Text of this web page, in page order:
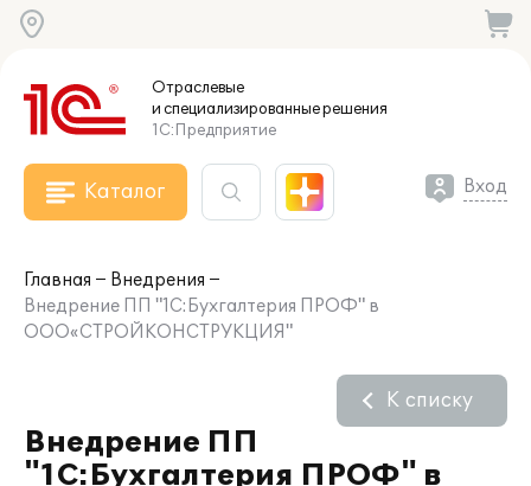
Отраслевые
и специализированныерешения
1С:Предприятие
Каталог Вход
Главная
Внедрения
Внедрение ПП "1С:Бухгалтерия ПРОФ" в
ООО«СТРОЙКОНСТРУКЦИЯ"
Внедрение ПП
"1С:Бухгалтерия ПРОФ" в
К списку